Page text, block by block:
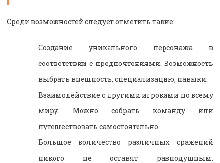
Среди возможностей следует отметить такие:
Создание уникального персонажа в
соответствии с предпочтениями. Возможность
выбрать внешность, специализацию, навыки.
Взаимодействие с другими игроками по всему
миру. Можно собрать команду или
путешествовать самостоятельно.
Большое количество различных сражений
никого не оставят равнодушным.